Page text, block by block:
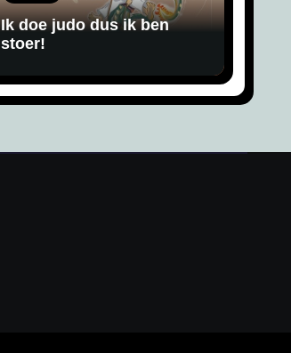
Ik doe judo dus ik ben
stoer!